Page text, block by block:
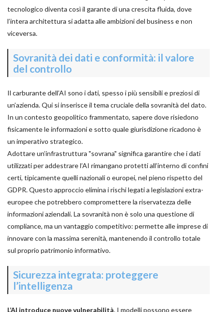
tecnologico diventa così il garante di una crescita fluida, dove
l’intera architettura si adatta alle ambizioni del business e non
viceversa.
Sovranità dei dati e conformità: il valore
del controllo
Il carburante dell’AI sono i dati, spesso i più sensibili e preziosi di
un’azienda. Qui si inserisce il tema cruciale della sovranità del dato.
In un contesto geopolitico frammentato, sapere dove risiedono
fisicamente le informazioni e sotto quale giurisdizione ricadono è
un imperativo strategico.
Adottare un’infrastruttura "sovrana" significa garantire che i dati
utilizzati per addestrare l’AI rimangano protetti all’interno di confini
certi, tipicamente quelli nazionali o europei, nel pieno rispetto del
GDPR. Questo approccio elimina i rischi legati a legislazioni extra-
europee che potrebbero compromettere la riservatezza delle
informazioni aziendali. La sovranità non è solo una questione di
compliance, ma un vantaggio competitivo: permette alle imprese di
innovare con la massima serenità, mantenendo il controllo totale
sul proprio patrimonio informativo.
Sicurezza integrata: proteggere
l’intelligenza
L’AI introduce nuove vulnerabilità. I modelli possono essere